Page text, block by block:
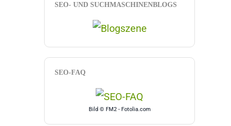
SEO- UND SUCHMASCHINENBLOGS
SEO-FAQ
Bild © FM2 - Fotolia.com